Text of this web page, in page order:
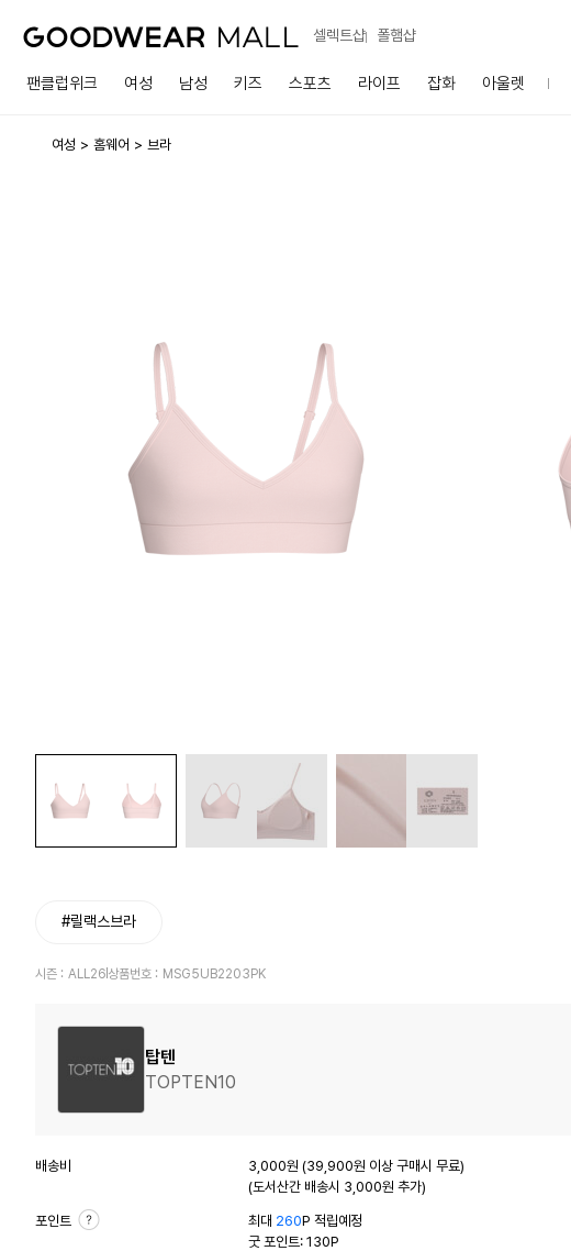
셀렉트샵 폴햄샵
팬클럽위크 여성 남성 키즈 스포츠 라이프 잡화 아울렛
여성 홈웨어 브라
#릴랙스브라
시즌 : ALL26 상품번호 : MSG5UB2203PK
탑텐
TOPTEN10
배송비
3,000원 (39,900원 이상 구매시 무료)
(도서산간 배송시 3,000원 추가)
포인트 최대 260P 적립예정
굿 포인트: 130P